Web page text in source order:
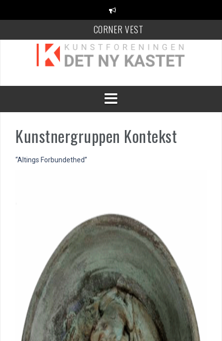
CORNER VEST
KANT Festival
100 Danske Keramikere
Kunstnergruppen Kontekst
“Altings Forbundethed”